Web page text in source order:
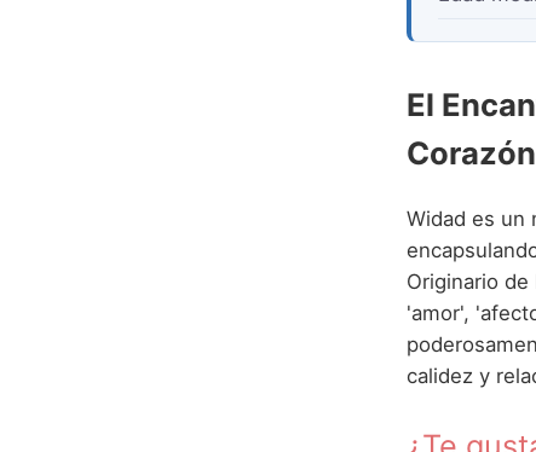
El
Corazón
Widad es un
Originario
'amor',
calidez y